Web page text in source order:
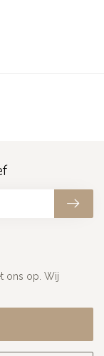
ons op. Wij